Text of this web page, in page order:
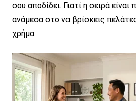
σου αποδίδει. Γιατί η σειρά
ανάμεσα στο να βρίσκεις
χρήμα.